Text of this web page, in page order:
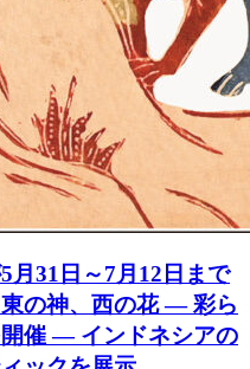
月31日～7月12日まで
の神、西の花 ― 彩ら
催 ― インドネシアの